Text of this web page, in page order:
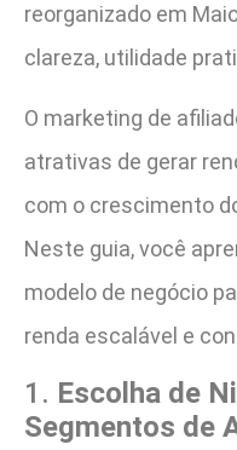
reorganizado em
clareza, utilidade
O marketing de
atrativas de gerar
com o crescimento
Neste guia, você
modelo de negócio
renda escalável e
1. Escolha de
Segmentos de